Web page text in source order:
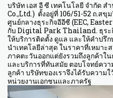
บริษัท เอส อี ซี เทคโนโลยี จำกัด
Co.,Ltd.) ตั้งอยู่ที่ 106/51-52 ถ.สขุ
ศูนย์กลางธุระกิจอีอีซี (EEC,
กับ Digital Park Thailand. ธุระ
ให้บริการติดตั้ง ดูแล และให้คำปรึ
นำเทคโลยีล่าสุด ในราคาที่เหมา
ภาคตะวันออกแต่ยังรวมถึงลูกค้าใ
และบริการที่ทันสมัย ตอบโจทย์คว
ลูกค้า บริษัทของเราจึงได้รับความ
หน่วยงานเอกชนและภาครัฐ